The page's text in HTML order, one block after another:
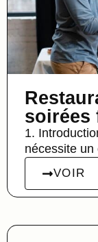
soirées
1.
nécessite
VOIR